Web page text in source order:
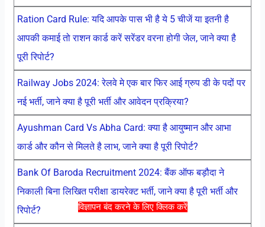
विज्ञापन बंद करने के लिए क्लिक करें
Ration Card Rule: यदि आपके पास भी है ये 5 चीजें या इतनी है
आपकी कमाई तो राशन कार्ड करें सरेंडर वरना होगी जेल, जाने क्या है
पूरी रिपोर्ट?
Railway Jobs 2024: रेलवे मे एक बार फिर आई ग्रुप डी के पदों पर
नई भर्ती, जाने क्या है पूरी भर्ती और आवेदन प्रक्रिया?
Ayushman Card Vs Abha Card: क्या है आयुष्मान और आभा
कार्ड और कौन से मिलते है लाभ, जाने क्या है पूरी रिपोर्ट?
Bank Of Baroda Recruitment 2024: बैंक ऑफ बड़ौदा ने
निकाली बिना लिखित परीक्षा डायरेक्ट भर्ती, जाने क्या है पूरी भर्ती और
रिपोर्ट?